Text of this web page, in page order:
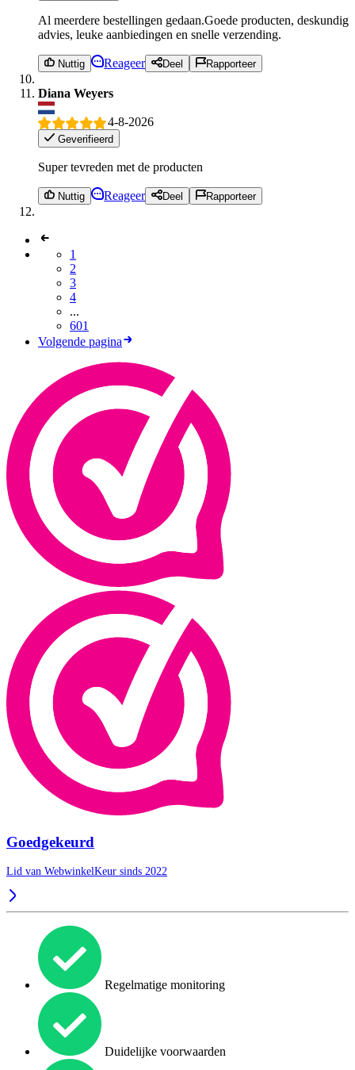
Al meerdere bestellingen gedaan.Goede producten, deskundig
advies, leuke aanbiedingen en snelle verzending.
Nuttig Reageer Deel Rapporteer
Diana Weyers
4-8-2026
Geverifieerd
Super tevreden met de producten
Nuttig Reageer Deel Rapporteer
1
2
3
4
...
601
Volgende pagina
Goedgekeurd
Lid van WebwinkelKeur sinds 2022
Regelmatige monitoring
Duidelijke voorwaarden